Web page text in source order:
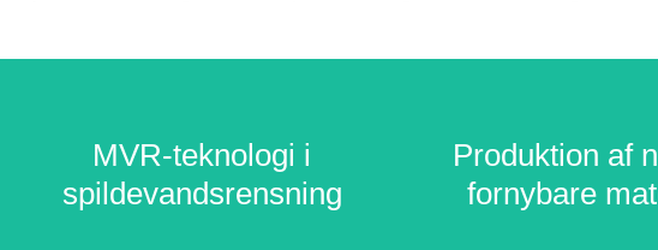
MVR-teknologi i
spildevandsrensning
MVR-teknologi i
spildevandsrensning
Produktion af
fornybare
Produktion af
fornybare